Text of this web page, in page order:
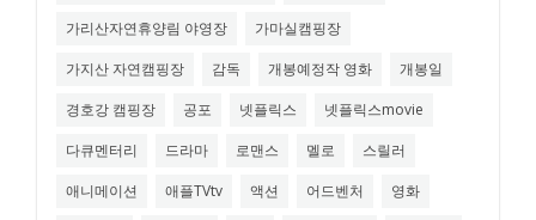
가리산자연휴양림 야영장
가마실캠핑장
가지산 자연캠핑장
감독 개봉예정작 영화
개봉일
경호강 캠핑장
공포 넷플릭스
넷플릭스movie
다큐멘터리
드라마 로맨스 멜로
스릴러
애니메이션
애플TVtv 액션 어드벤처
영화